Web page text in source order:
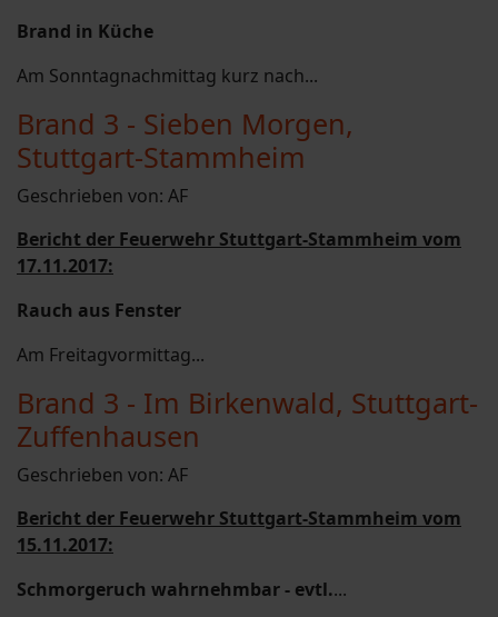
Brand in Küche
Am Sonntagnachmittag kurz nach...
Brand 3 - Sieben Morgen,
Stuttgart-Stammheim
Geschrieben von: AF
Bericht der Feuerwehr Stuttgart-Stammheim vom
17.11.2017:
Rauch aus Fenster
Am Freitagvormittag...
Brand 3 - Im Birkenwald, Stuttgart-
Zuffenhausen
Geschrieben von: AF
Bericht der Feuerwehr Stuttgart-Stammheim vom
15.11.2017:
Schmorgeruch wahrnehmbar - evtl....